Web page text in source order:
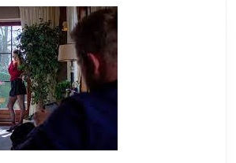
Hitlijsten
Ontrafeld